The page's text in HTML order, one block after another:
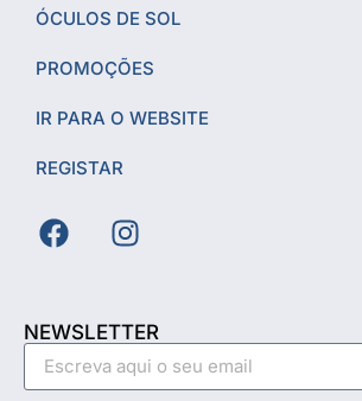
ÓCULOS DE SOL
PROMOÇÕES
IR PARA O WEBSITE
REGISTAR
NEWSLETTER